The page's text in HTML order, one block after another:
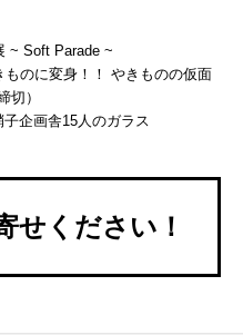
~ Soft Parade ~
のに変身！！ やきものの仮面
切）
企画舎15人のガラス
せください！